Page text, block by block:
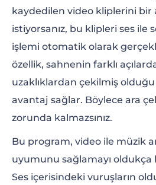
kaydedilen video kliplerini
istiyorsanız, bu klipleri ses ile
işlemi otomatik olarak
özellik, sahnenin farklı
uzaklıklardan çekilmiş
avantaj sağlar. Böylece ara
zorunda kalmazsınız.
Bu program, video ile müzik
uyumunu sağlamayı oldukça
Ses içerisindeki vuruşların